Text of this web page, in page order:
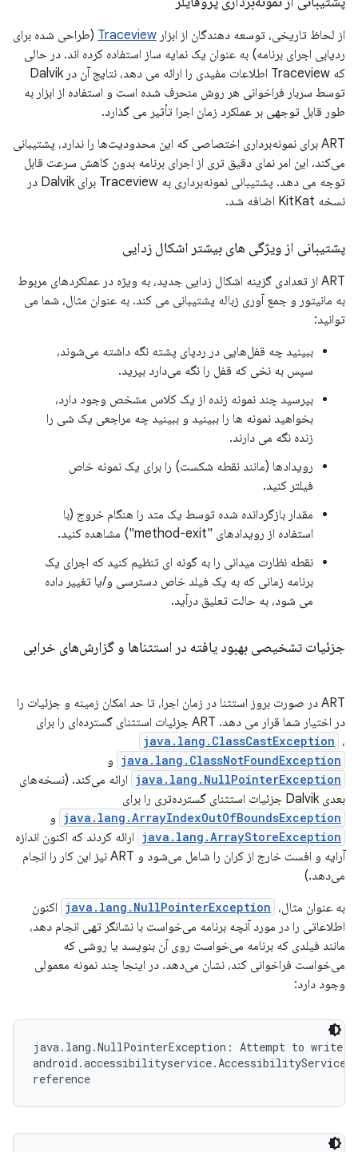
از لحاظ تاریخی، توسعه دهندگان از ابزار Traceview (طراحی شده برای
ردیابی اجرای برنامه) به عنوان یک نمایه ساز استفاده کرده اند. در حالی
که Traceview اطلاعات مفیدی را ارائه می دهد، نتایج آن در Dalvik
توسط سربار فراخوانی هر روش منحرف شده است و استفاده از ابزار به
طور قابل توجهی بر عملکرد زمان اجرا تأثیر می گذارد.
ART برای نمونه‌برداری اختصاصی که این محدودیت‌ها را ندارد، پشتیبانی
می‌کند. این امر نمای دقیق تری از اجرای برنامه بدون کاهش سرعت قابل
توجه می دهد. پشتیبانی نمونه‌برداری به Traceview برای Dalvik در
نسخه KitKat اضافه شد.
پشتیبانی از ویژگی های بیشتر اشکال زدایی
ART از تعدادی گزینه اشکال زدایی جدید، به ویژه در عملکردهای مربوط
به مانیتور و جمع آوری زباله پشتیبانی می کند. به عنوان مثال، شما می
توانید:
ببینید چه قفل‌هایی در ردپای پشته نگه داشته می‌شوند،
سپس به نخی که قفل را نگه می‌دارد بپرید.
بپرسید چند نمونه زنده از یک کلاس مشخص وجود دارد،
بخواهید نمونه ها را ببینید و ببینید چه مراجعی یک شی را
زنده نگه می دارند.
رویدادها (مانند نقطه شکست) را برای یک نمونه خاص
فیلتر کنید.
مقدار بازگردانده شده توسط یک متد را هنگام خروج (با
استفاده از رویدادهای "method-exit") مشاهده کنید.
نقطه نظارت میدانی را به گونه ای تنظیم کنید که اجرای یک
برنامه زمانی که به یک فیلد خاص دسترسی و/یا تغییر داده
می شود، به حالت تعلیق درآید.
جزئیات تشخیصی بهبود یافته در استثناها و گزارش‌های خرابی
ART در صورت بروز استثنا در زمان اجرا، تا حد امکان زمینه و جزئیات را
در اختیار شما قرار می دهد. ART جزئیات استثنای گسترده‌ای را برای
java.lang.ClassCastException ،
java.lang.ClassNotFoundException و
java.lang.NullPointerException ارائه می‌کند. (نسخه‌های
بعدی Dalvik جزئیات استثنای گسترده‌تری را برای
java.lang.ArrayIndexOutOfBoundsException و
java.lang.ArrayStoreException ارائه کردند که اکنون اندازه
آرایه و افست خارج از کران را شامل می‌شود و ART نیز این کار را انجام
می‌دهد.)
به عنوان مثال، java.lang.NullPointerException اکنون
اطلاعاتی را در مورد آنچه برنامه می‌خواست با نشانگر تهی انجام دهد،
مانند فیلدی که برنامه می‌خواست روی آن بنویسد یا روشی که
می‌خواست فراخوانی کند، نشان می‌دهد. در اینجا چند نمونه معمولی
وجود دارد:
java.lang.NullPointerException: Attempt to
reference